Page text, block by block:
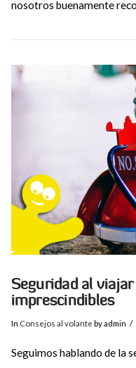
nosotros buenamente
Seguridad al
imprescindibles
In Consejos al volante by admin
Seguimos hablando de la